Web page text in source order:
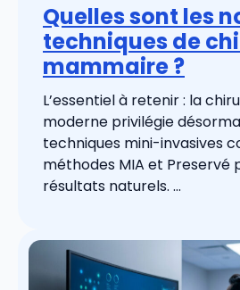
Quelles sont les
techniques de
mammaire ?
L’essentiel à retenir : la
moderne privilégie
techniques mini-invasives
méthodes MIA et Preservé
résultats naturels. ...